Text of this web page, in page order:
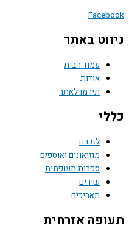
באתר
עמוד הבית
אודות
תירמו לאתר
לזכרם
מוזיאונים ואוספים
ספרות תעופתית
שירים
תאריכים
אזרחית